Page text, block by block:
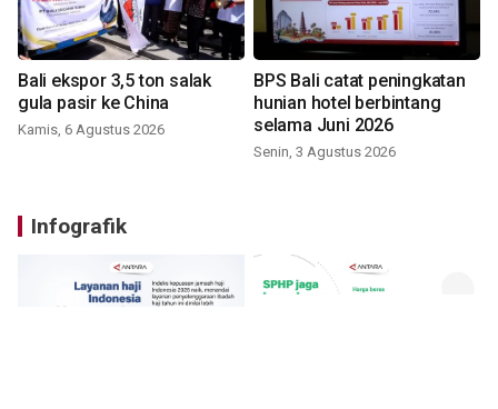
Bali ekspor 3,5 ton salak
gula pasir ke China
Kamis, 6 Agustus 2026
BPS Bali catat peningkatan
hunian hotel berbintang
selama Juni 2026
Senin, 3 Agustus 2026
Infografik